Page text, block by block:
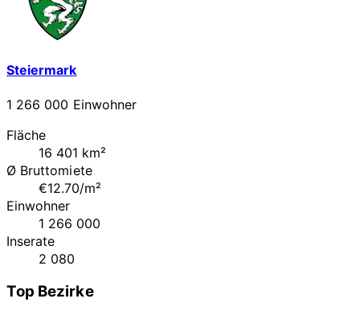
Steiermark
1 266 000 Einwohner
Fläche
16 401 km²
Ø Bruttomiete
€12.70/m²
Einwohner
1 266 000
Inserate
2 080
Top Bezirke